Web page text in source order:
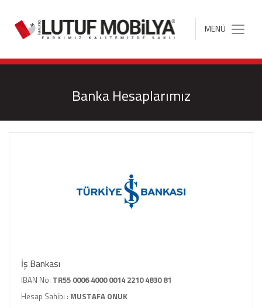
MENÜ
Banka Hesaplarımız
İş Bankası
IBAN No: TR55 0006 4000 0014 2210 4830 81
Hesap Sahibi : MUSTAFA ONUK